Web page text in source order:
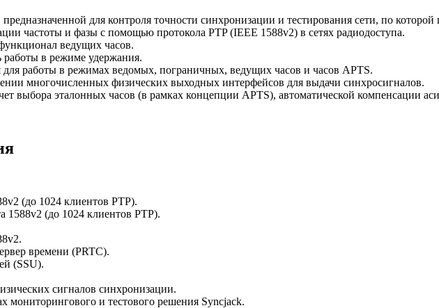
для контроля точности синхронизации и тестирования сети, по которой
частоты и фазы с помощью протокола PTP (IEEE 1588v2) в сетях радиодоступа.
ведущих часов.
работы в режиме удержания.
работы в режимах ведомых, пограничных, ведущих часов и часов APTS.
многочисленных физических выходных интерфейсов для выдачи синхросигналов.
выбора эталонных часов (в рамках концепции APTS), автоматической компенсации
(до 1024 клиентов PTP).
1588v2 (до 1024 клиентов PTP).
времени (PRTC).
(SSU).
сигналов синхронизации.
мониторингового и тестового решения Syncjack.